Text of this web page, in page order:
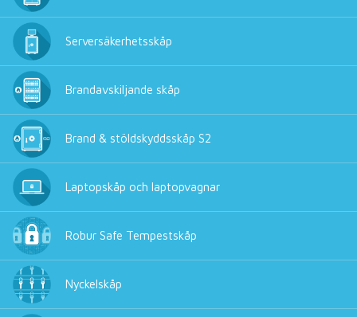
Serversäkerhetsskåp
Brandavskiljande skåp
Brand & stöldskyddsskåp S2
Laptopskåp och laptopvagnar
Robur Safe Tempestskåp
Nyckelskåp